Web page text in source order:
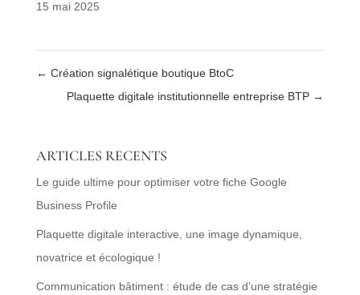
15 mai 2025
← Création signalétique boutique BtoC
Plaquette digitale institutionnelle entreprise BTP →
ARTICLES RECENTS
Le guide ultime pour optimiser votre fiche Google
Business Profile
Plaquette digitale interactive, une image dynamique,
novatrice et écologique !
Communication bâtiment : étude de cas d’une stratégie